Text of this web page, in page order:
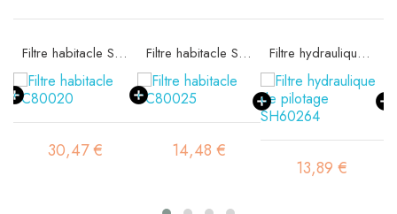
Filtre habitacle SC80020
30,47 €
Filtre habitacle SC80025
14,48 €
Filtre hydraulique de pilotage SH60264
13,89 €